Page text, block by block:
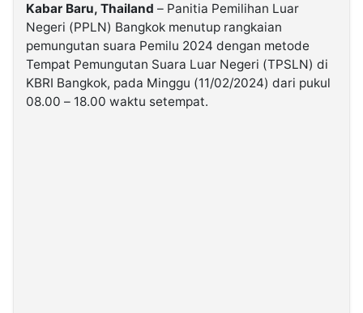
Kabar Baru, Thailand – Panitia Pemilihan Luar
Negeri (PPLN) Bangkok menutup rangkaian
pemungutan suara Pemilu 2024 dengan metode
Tempat Pemungutan Suara Luar Negeri (TPSLN) di
KBRI Bangkok, pada Minggu (11/02/2024) dari pukul
08.00 – 18.00 waktu setempat.